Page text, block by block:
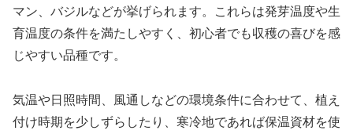
マン、バジルなどが挙げられます。これらは発芽温度や生
育温度の条件を満たしやすく、初心者でも収穫の喜びを感
じやすい品種です。
気温や日照時間、風通しなどの環境条件に合わせて、植え
付け時期を少しずらしたり、寒冷地であれば保温資材を使